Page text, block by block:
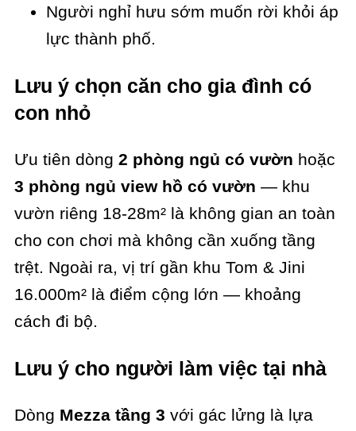
Người nghỉ hưu sớm muốn rời khỏi áp
lực thành phố.
Lưu ý chọn căn cho gia đình có
con nhỏ
Ưu tiên dòng 2 phòng ngủ có vườn hoặc
3 phòng ngủ view hồ có vườn — khu
vườn riêng 18-28m² là không gian an toàn
cho con chơi mà không cần xuống tầng
trệt. Ngoài ra, vị trí gần khu Tom & Jini
16.000m² là điểm cộng lớn — khoảng
cách đi bộ.
Lưu ý cho người làm việc tại nhà
Dòng Mezza tầng 3 với gác lửng là lựa